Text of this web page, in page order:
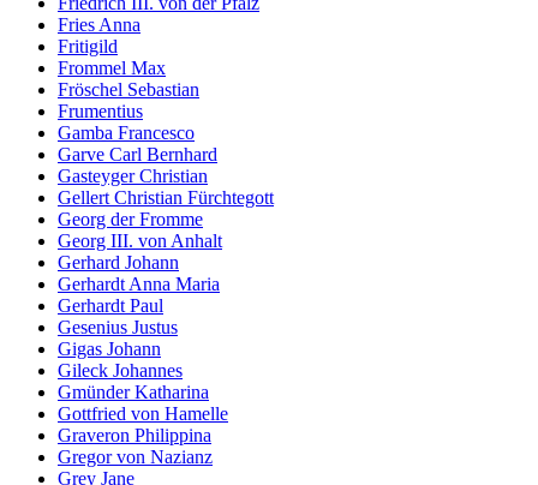
Fries Anna
Fritigild
Frommel Max
Fröschel Sebastian
Frumentius
Gamba Francesco
Garve Carl Bernhard
Gasteyger Christian
Gellert Christian Fürchtegott
Georg der Fromme
Georg III. von Anhalt
Gerhard Johann
Gerhardt Anna Maria
Gerhardt Paul
Gesenius Justus
Gigas Johann
Gileck Johannes
Gmünder Katharina
Gottfried von Hamelle
Graveron Philippina
Gregor von Nazianz
Grey Jane